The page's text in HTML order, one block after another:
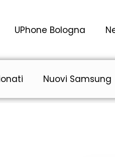
UPhone Bologna
Nuovi Samsung